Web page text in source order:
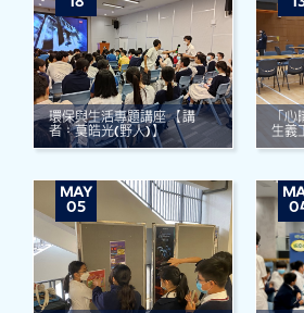
環保與生活專題講座 【講
者：莫皓光(野人)】
「
生義
MAY
05